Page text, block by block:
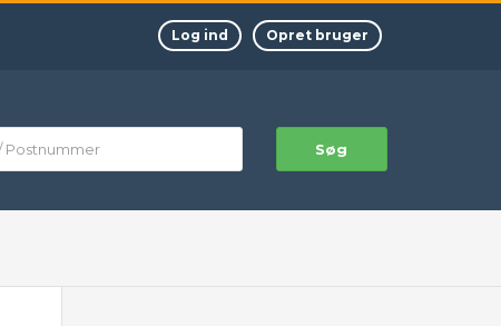
Log ind Opret bruger
Søg